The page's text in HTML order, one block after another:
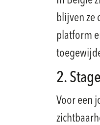
blijven ze
platform
2.
Voor een